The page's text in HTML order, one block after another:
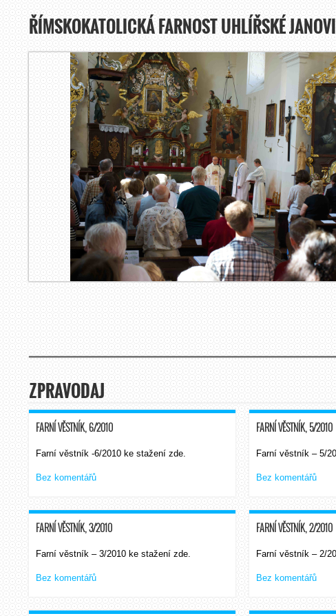
ŘÍMSKOKATOLICKÁ FARNOST UHLÍŘSKÉ
ZPRAVODAJ
FARNÍ VĚSTNÍK, 6/2010
Farní věstník -6/2010 ke stažení zde.
Bez komentářů
FARNÍ VĚSTNÍK, 5/2010
Farní věstník – 5/
Bez komentářů
FARNÍ VĚSTNÍK, 3/2010
Farní věstník – 3/2010 ke stažení zde.
Bez komentářů
FARNÍ VĚSTNÍK, 2/2010
Farní věstník – 2/
Bez komentářů